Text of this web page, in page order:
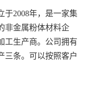
于2008年，是一家集
非金属粉体材料企
工生产商。公司拥有
三条。可以按照客户